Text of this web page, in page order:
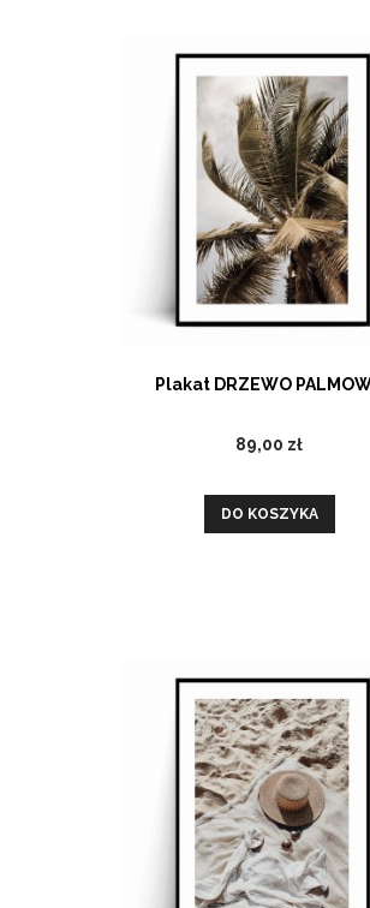
Plakat DRZEWO
89,00 zł
DO KOSZYKA